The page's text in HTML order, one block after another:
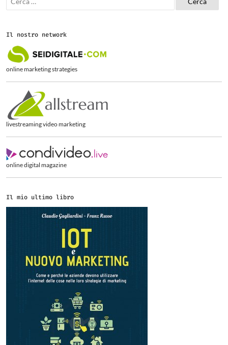
r
p
:
Il nostro network
online marketing strategies
livestreaming video marketing
online digital magazine
Il mio ultimo libro